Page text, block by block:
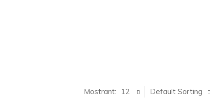
Default Sorting
Mostrant: 12